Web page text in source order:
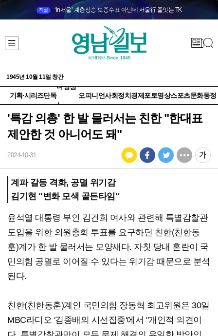
직설 ‘in서울’ 계층상승 보증수표 아닌데 서울行 줄잇는 TK
1945년 10월 11일 창간
기획·시리즈단독
다양성
+
오피니언사회정치 경제 포토영상스포츠문화동정
'특감 의총' 한 발 물러서는 친한 "한대표
제안한 것 아니어도 돼"
2024-10-31
계파 갈등 격화, 공멸 위기감
김기현 "변화 모색 골든타임"
윤석열 대통령 부인 김건희 여사와 관련해 특별감찰관
도입을 위한 의원총회 투표를 요구하던 친한(친한동
훈)계가 한 발 물러서는 모양새다. 자칫 당내 혼란이 국
민의힘 공멸로 이어질 수 있다는 위기감 때문으로 분석
된다.
친한(친한동훈)계인 국민의힘 장동혁 최고위원은 30일
MBC라디오 '김종배의 시선집중'에서 "개인적 의견이